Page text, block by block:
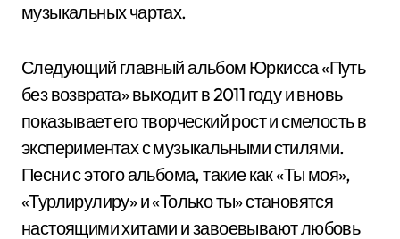
музыкальных чартах.
Следующий главный альбом Юркисса «Путь
без возврата» выходит в 2011 году и вновь
показывает его творческий рост и смелость в
экспериментах с музыкальными стилями.
Песни с этого альбома, такие как «Ты моя»,
«Турлирулиру» и «Только ты» становятся
настоящими хитами и завоевывают любовь